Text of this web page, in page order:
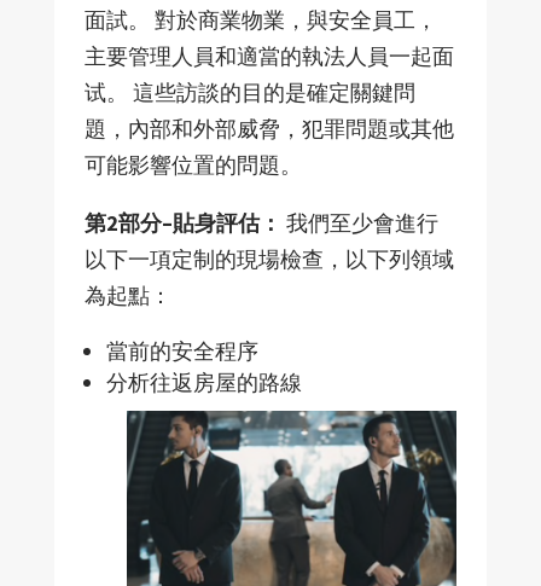
面試。 對於商業物業，與安全員工，
主要管理人員和適當的執法人員一起面
试。 這些訪談的目的是確定關鍵問
題，內部和外部威脅，犯罪問題或其他
可能影響位置的問題。
第2部分–貼身評估： 我們至少會進行
以下一項定制的現場檢查，以下列領域
為起點：
當前的安全程序
分析往返房屋的路線